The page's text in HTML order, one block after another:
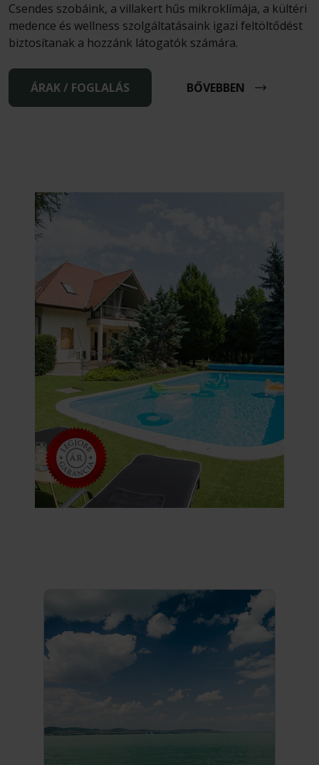
Csendes szobáink, a villakert hűs mikroklímája, a kültéri
medence és wellness szolgáltatásaink igazi feltöltődést
biztosítanak a hozzánk látogatók számára.
ÁRAK / FOGLALÁS BŐVEBBEN